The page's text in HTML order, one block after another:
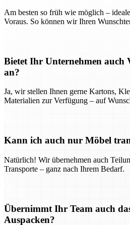
Am besten so früh wie möglich –
Voraus. So können wir Ihren
Bietet Ihr Unternehmen auch
an?
Ja, wir stellen Ihnen gerne Kartons,
Materialien zur Verfügung – auf
Kann ich auch nur Möbel
Natürlich! Wir übernehmen auch
Transporte – ganz nach Ihrem Bedarf.
Übernimmt Ihr Team auch
Auspacken?